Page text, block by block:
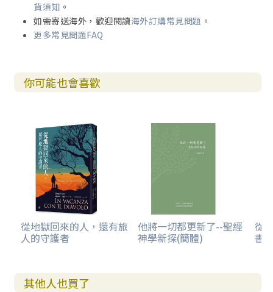
貨須知 。
如需寄送海外，歡迎閱讀海外訂購常見問題 。
更多常見問題FAQ
你可能也會喜歡
從地獄回來的人，還有旅
人的守護者
他將一切都更新了--聖經
神學新探(簡體)
從
書
其他人也買了